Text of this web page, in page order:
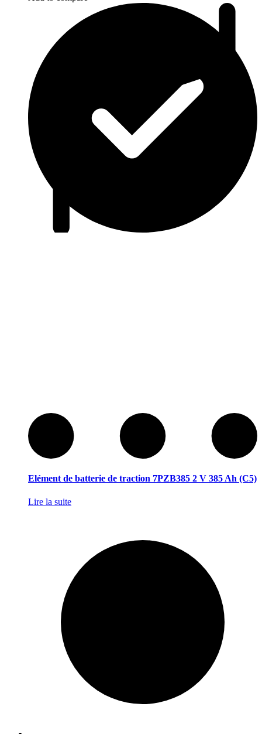
Elément de batterie de traction 7PZB385 2 V 385 Ah (C5)
Lire la suite